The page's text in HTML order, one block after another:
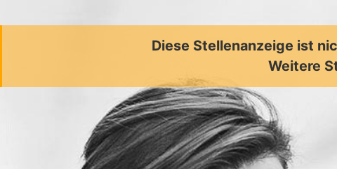
Diese Stellenanzeige ist
Weitere